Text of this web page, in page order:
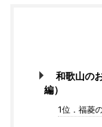
和歌山の
編）
1位．福菱